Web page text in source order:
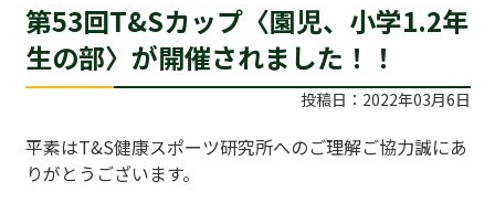
第53回T&Sカップ〈園児、小学1.2年
生の部〉が開催されました！！
投稿日：2022年03月6日
平素はT&S健康スポーツ研究所へのご理解ご協力誠にあ
りがとうございます。